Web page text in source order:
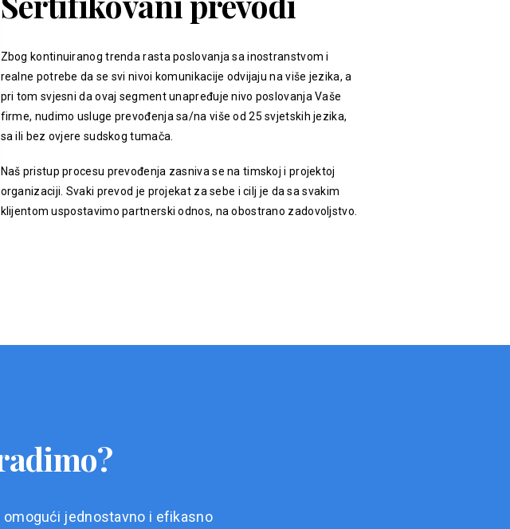
Zbog kontinuiranog trenda rasta poslovanja sa inostranstvom i
realne potrebe da se svi nivoi komunikacije odvijaju na više jezika, a
pri tom svjesni da ovaj segment unapređuje nivo poslovanja Vaše
firme, nudimo usluge prevođenja sa/na više od 25 svjetskih jezika,
sa ili bez ovjere sudskog tumača.
Naš pristup procesu prevođenja zasniva se na timskoj i projektoj
organizaciji. Svaki prevod je projekat za sebe i cilj je da sa svakim
klijentom uspostavimo partnerski odnos, na obostrano zadovoljstvo.
jednostavno i efikasno